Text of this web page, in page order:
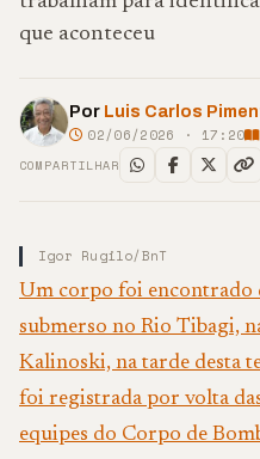
que aconteceu
Por Luis Carlos
02/06/2026 · 17:20
COMPARTILHAR
Igor Rugilo/BnT
Um corpo foi encontrado
submerso no Rio Tibagi,
Kalinoski, na tarde desta
foi registrada por volta
equipes do Corpo de